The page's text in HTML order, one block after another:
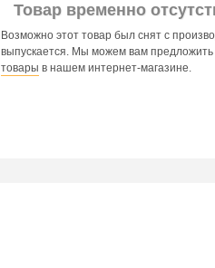
Товар временно
Возможно этот товар был снят с
выпускается. Мы можем вам предложить
товары в нашем интернет-магазине.